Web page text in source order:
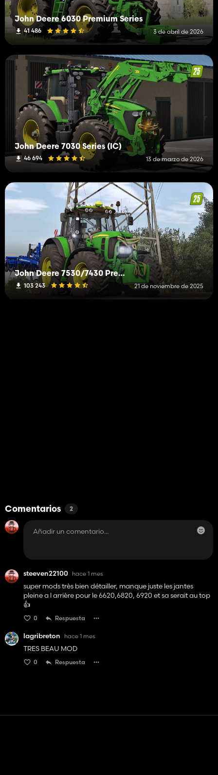
John Deere 6030 Premium Series
41 486 3 de abril de 2026
John Deere 7030 Series (IC)
46 694 13 de marzo de 2026
John Deere 7530/7430 Premium
103 243 21 de noviembre de 2025
Comentarios 2
steeven22100 hace 1 mes
super mods très bien détailler, manque juste les jantes
pleine a l arrière pour le 6620,6820, 6920 et sa serait au top
👍️
0 Respuesta
lagribreton hace 1 mes
TRES BEAU MOD
0 Respuesta